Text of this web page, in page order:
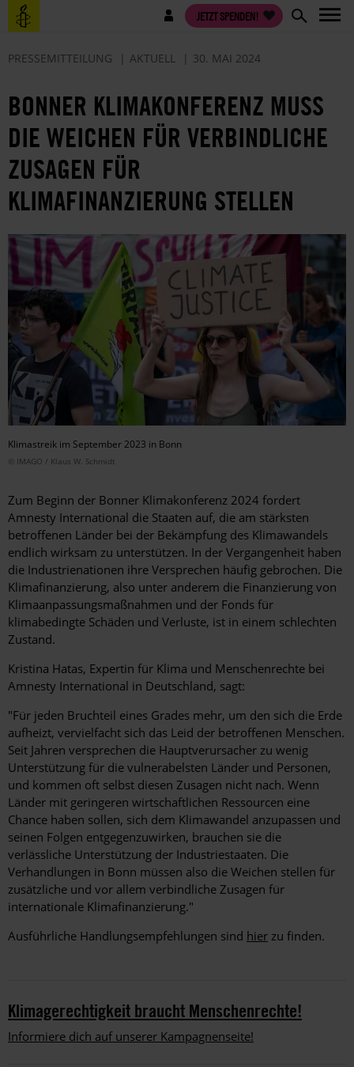
Direkt
zum
Benutzermenü JETZT SPENDEN!
PRESSEMITTEILUNG AKTUELL 30. MAI 2024
BONNER KLIMAKONFERENZ MUSS
DIE WEICHEN FÜR VERBINDLICHE
ZUSAGEN FÜR
KLIMAFINANZIERUNG STELLEN
Klimastreik im September 2023 in Bonn
© IMAGO / Klaus W. Schmidt
Zum Beginn der Bonner Klimakonferenz 2024 fordert
Amnesty International die Staaten auf, die am stärksten
betroffenen Länder bei der Bekämpfung des Klimawandels
endlich wirksam zu unterstützen. In der Vergangenheit haben
die Industrienationen ihre Versprechen häufig gebrochen. Die
Klimafinanzierung, also unter anderem die Finanzierung von
Klimaanpassungsmaßnahmen und der Fonds für
klimabedingte Schäden und Verluste, ist in einem schlechten
Zustand.
Kristina Hatas, Expertin für Klima und Menschenrechte bei
Amnesty International in Deutschland, sagt:
"Für jeden Bruchteil eines Grades mehr, um den sich die Erde
aufheizt, vervielfacht sich das Leid der betroffenen Menschen.
Seit Jahren versprechen die Hauptverursacher zu wenig
Unterstützung für die vulnerabelsten Länder und Personen,
und kommen oft selbst diesen Zusagen nicht nach. Wenn
Länder mit geringeren wirtschaftlichen Ressourcen eine
Chance haben sollen, sich dem Klimawandel anzupassen und
seinen Folgen entgegenzuwirken, brauchen sie die
verlässliche Unterstützung der Industriestaaten. Die
Verhandlungen in Bonn müssen also die Weichen stellen für
zusätzliche und vor allem verbindliche Zusagen für
internationale Klimafinanzierung."
Ausführliche Handlungsempfehlungen sind hier zu finden.
Klimagerechtigkeit braucht Menschenrechte!
Informiere dich auf unserer Kampagnenseite!